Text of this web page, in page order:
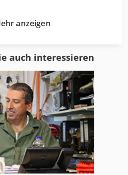
anzeigen
auch interessieren